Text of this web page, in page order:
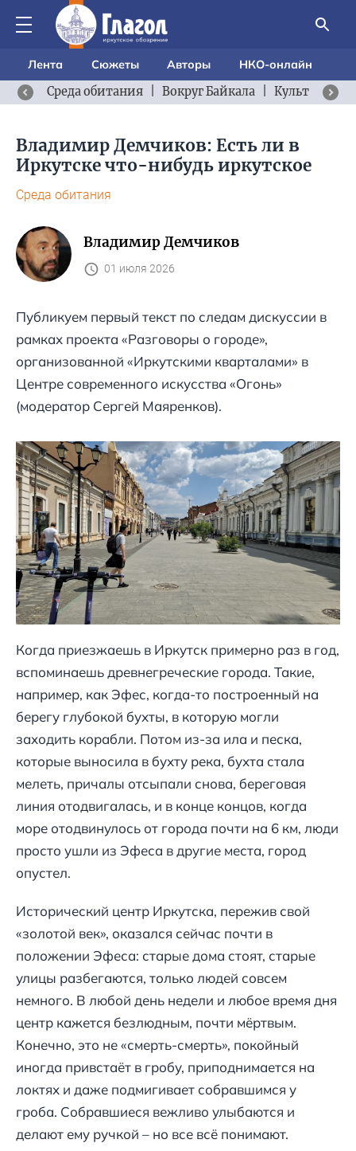
Лента Сюжеты Авторы
НКО-онлайн
Среда обитания
Вокруг Байкала Культурный
Владимир Демчиков: Есть ли в
Иркутске что-нибудь иркутское
Среда обитания
Владимир Демчиков
01 июля 2026
Публикуем первый текст по следам дискуссии в
рамках проекта «Разговоры о городе»,
организованной «Иркутскими кварталами» в
Центре современного искусства «Огонь»
(модератор Сергей Маяренков).
Когда приезжаешь в Иркутск примерно раз в год,
вспоминаешь древнегреческие города. Такие,
например, как Эфес, когда-то построенный на
берегу глубокой бухты, в которую могли
заходить корабли. Потом из-за ила и песка,
которые выносила в бухту река, бухта стала
мелеть, причалы отсыпали снова, береговая
линия отодвигалась, и в конце концов, когда
море отодвинулось от города почти на 6 км, люди
просто ушли из Эфеса в другие места, город
опустел.
Исторический центр Иркутска, пережив свой
«золотой век», оказался сейчас почти в
положении Эфеса: старые дома стоят, старые
улицы разбегаются, только людей совсем
немного. В любой день недели и любое время дня
центр кажется безлюдным, почти мёртвым.
Конечно, это не «смерть-смерть», покойный
иногда привстаёт в гробу, приподнимается на
локтях и даже подмигивает собравшимся у
гроба. Собравшиеся вежливо улыбаются и
делают ему ручкой – но все всё понимают.